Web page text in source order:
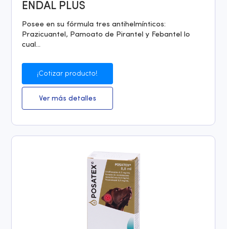
ENDAL PLUS
Posee en su fórmula tres antihelmínticos:
Prazicuantel, Pamoato de Pirantel y Febantel lo
cual...
¡Cotizar producto!
Ver más detalles